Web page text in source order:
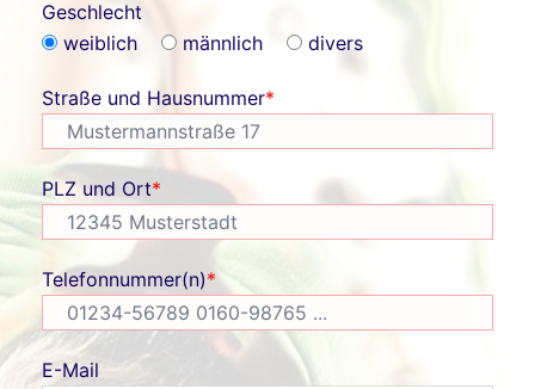
Geschlecht
weiblich
männlich divers
Straße und Hausnummer*
PLZ und Ort*
Telefonnummer(n)*
E-Mail